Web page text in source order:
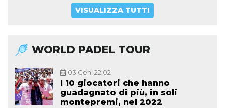
VISUALIZZA TUTTI
WORLD PADEL TOUR
03 Gen, 22:02
I 10 giocatori che hanno
guadagnato di più, in soli
montepremi, nel 2022